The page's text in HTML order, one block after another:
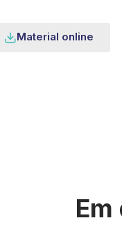
Material online